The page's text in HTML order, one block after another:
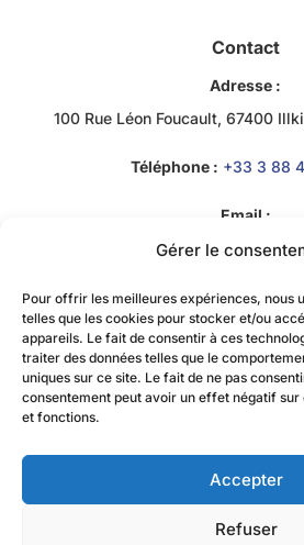
Gérer le
Pour offrir les meilleures expériences, nous
telles que les cookies pour stocker et/ou
appareils. Le fait de consentir à ces
traiter des données telles que le
uniques sur ce site. Le fait de ne pas
consentement peut avoir un effet négatif
et fonctions.
Accepter
Refuser
Contact
Adresse :
100 Rue Léon Foucault, 67400
Téléphone : +33 3 88
Email :
Bob RACHIDI
La certification qualité a été
catégorie d’action suivante :